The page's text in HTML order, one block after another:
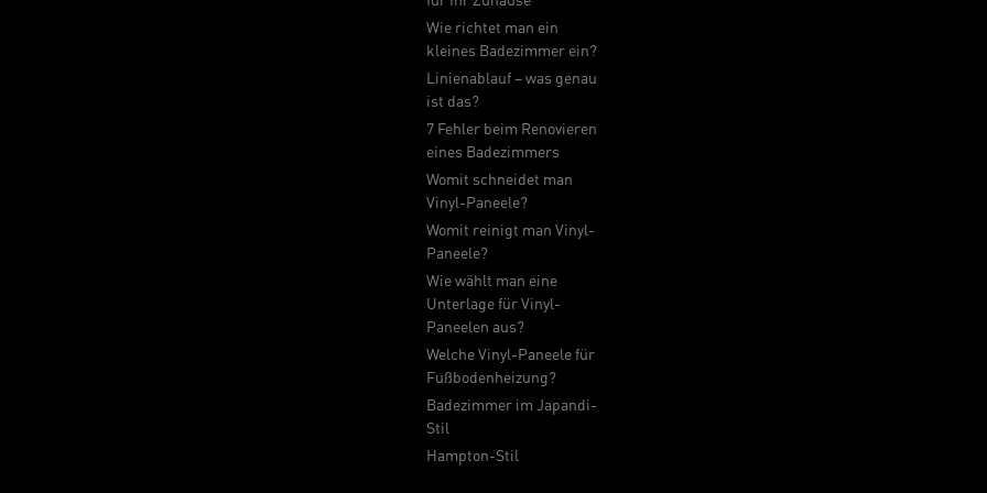
Wie richtet man ein
kleines Badezimmer ein?
Linienablauf – was genau
ist das?
7 Fehler beim Renovieren
eines Badezimmers
Womit schneidet man
Vinyl-Paneele?
Womit reinigt man Vinyl-
Paneele?
Wie wählt man eine
Unterlage für Vinyl-
Paneelen aus?
Welche Vinyl-Paneele für
Fußbodenheizung?
Badezimmer im Japandi-
Stil
Hampton-Stil